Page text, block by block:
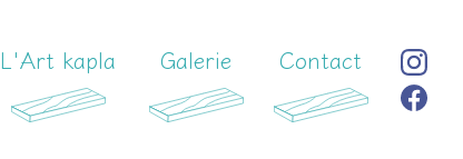
L'Art kapla Galerie Contact